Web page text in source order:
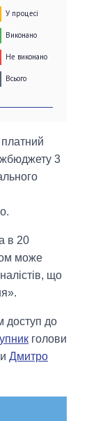
У процесі
Виконано
Не виконано
Всього
3
в 20
може
що
доступ до
голови
Дмитро